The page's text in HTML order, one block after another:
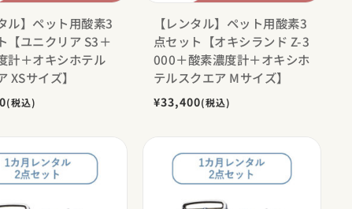
ル】ペット用酸素3
【ユニクリア S3＋
計＋オキシホテル
XSサイズ】
(税込)
【レンタル】ペット用酸素3
点セット【オキシランド Z-3
000＋酸素濃度計＋オキシホ
テルスクエア Mサイズ】
¥33,400(税込)